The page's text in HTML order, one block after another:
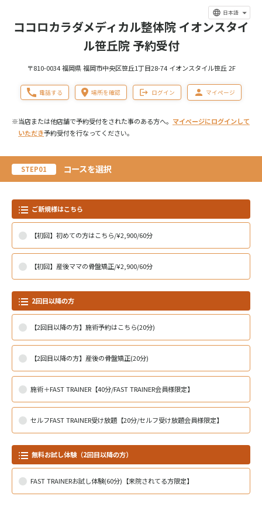
日本語
ココロカラダメディカル整体院 イオンスタイ
ル笹丘院 予約受付
〒810-0034 福岡県 福岡市中央区笹丘1丁目28-74 イオンスタイル笹丘 2F
電話する 場所を確認 ログイン マイページ
※当店または他店舗で予約受付をされた事のある方へ。 マイページにログインして
いただき予約受付を行なってください。
STEP01 コースを選択
ご新規様はこちら
【初回】初めての方はこちら/¥2,900/60分
【初回】産後ママの骨盤矯正/¥2,900/60分
2回目以降の方
【2回目以降の方】施術予約はこちら(20分)
【2回目以降の方】産後の骨盤矯正(20分)
施術＋FAST TRAINER【40分/FAST TRAINER会員様限定】
セルフFAST TRAINER受け放題【20分/セルフ受け放題会員様限定】
無料お試し体験（2回目以降の方）
FAST TRAINERお試し体験(60分)【来院されてる方限定】